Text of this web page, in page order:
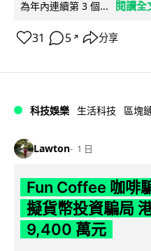
為年內連續第 3 個...
閱讀全
31 5 ↗ 分享
科技娛樂 生活科技 區塊
Lawton 1 日
Fun Coffee 咖啡
擬貨幣投資騙局
9,400 萬元